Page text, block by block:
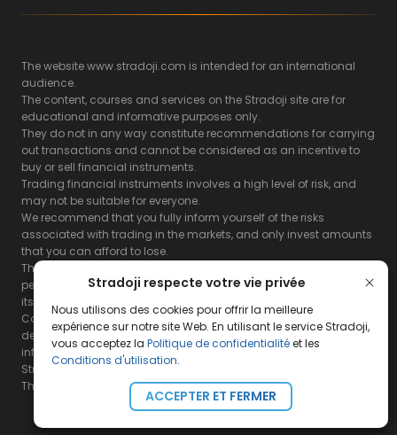
Stradoji respecte votre vie privée
Nous utilisons des cookies pour offrir la meilleure
expérience sur notre site Web. En utilisant le service Stradoji,
vous acceptez la Politique de confidentialitéet les
Conditions d'utilisation.
ACCEPTER ET FERMER
The website www.stradoji.com is intended for an international
audience.
The content, courses and services on the Stradoji site are for
educational and informative purposes only.
They do not in any way constitute recommendations for carrying
out transactions and cannot be considered as an incentive to
buy or sell financial instruments.
Trading financial instruments involves a high level of risk, and
may not be suitable for everyone.
We recommend that you fully inform yourself of the risks
associated with trading in the markets, and only invest amounts
that you can afford to lose.
The Stradoji site does not guarantee the results or the
performance of products based on the information contained on
its site and its servers.
Consequently, the Stradoji site and its publishing company
decline all responsibility in the use that may be made of this
information and the consequences that may result therefrom.
Stradoji Services are not authorized for US citizens or US residents.
The full legal notices areavailable here.